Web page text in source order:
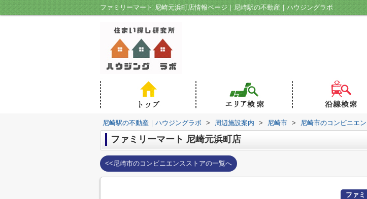
ファミリーマート 尼崎元浜町店情報ページ｜尼崎駅の不動産｜ハウジングラボ
尼崎駅の不動産｜ハウジングラボ > 周辺施設案内 > 尼崎市 > 尼崎市のコンビニエ
ファミリーマート 尼崎元浜町店
<<尼崎市のコンビニエンスストアの一覧へ
ファ